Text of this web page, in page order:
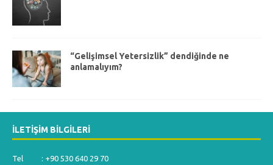
“Gelişimsel Yetersizlik” dendiğinde ne
anlamalıyım?
İLETIŞIM BILGILERI
Tel : +90 530 640 29 70